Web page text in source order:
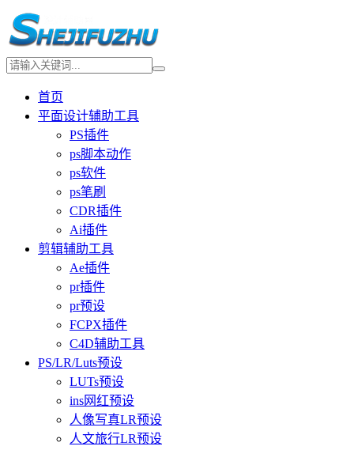
首页
平面设计辅助工具
PS插件
ps脚本动作
ps软件
ps笔刷
CDR插件
Ai插件
剪辑辅助工具
Ae插件
pr插件
pr预设
FCPX插件
C4D辅助工具
PS/LR/Luts预设
LUTs预设
ins网红预设
人像写真LR预设
人文旅行LR预设